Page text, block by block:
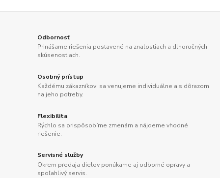
Odbornosť
Prinášame riešenia postavené na znalostiach a dlhoročných
skúsenostiach.
Osobný prístup
Každému zákazníkovi sa venujeme individuálne a s dôrazom
na jeho potreby.
Flexibilita
Rýchlo sa prispôsobíme zmenám a nájdeme vhodné
riešenie.
Servisné služby
Okrem predaja dielov ponúkame aj odborné opravy a
spoľahlivý servis.